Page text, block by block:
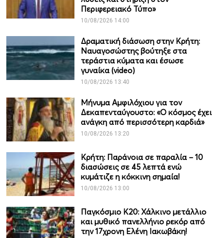
Περιφερειακό Τύπο»
10/08/2026 14:00
Δραματική διάσωση στην Κρήτη:
Ναυαγοσώστης βούτηξε στα
τεράστια κύματα και έσωσε
γυναίκα (video)
10/08/2026 13:40
Μήνυμα Αμφιλόχιου για τον
Δεκαπενταύγουστο: «Ο κόσμος έχει
ανάγκη από περισσότερη καρδιά»
10/08/2026 13:20
Κρήτη: Παράνοια σε παραλία – 10
διασώσεις σε 45 λεπτά ενώ
κυμάτιζε η κόκκινη σημαία!
10/08/2026 13:00
Παγκόσμιο Κ20: Χάλκινο μετάλλιο
και μυθικό πανελλήνιο ρεκόρ από
την 17χρονη Ελένη Ιακωβάκη!